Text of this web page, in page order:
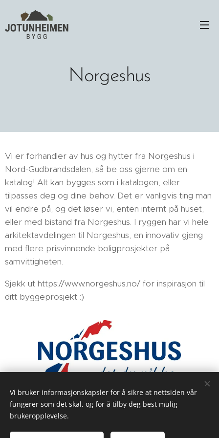
Norgeshus
Vi er forhandler av hus og hytter fra Norgeshus i
Nord-Gudbrandsdalen, så be oss gjerne om en
katalog! Alt kan bygges som i katalogen, eller
tilpasses deg og dine behov. Det er vanligvis ting man
vil endre på, og det løser vi, enten internt på huset,
eller med bistand fra Norgeshus. I ryggen har vi hele
arkitektavdelingen til Norgeshus, en innovativ gjeng
med flere prisvinnende boligprosjekter på
samvittigheten.
Sjekk ut https://www.norgeshus.no/ for inspirasjon til
ditt byggeprosjekt :)
Vi bruker informasjonskapsler for å sikre at nettsiden vår
fungerer som det skal, og for å tilby deg best mulig
brukeropplevelse.